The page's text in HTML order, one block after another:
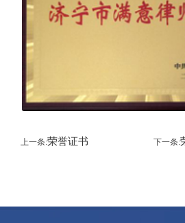
上一条:荣誉证书 下一条: